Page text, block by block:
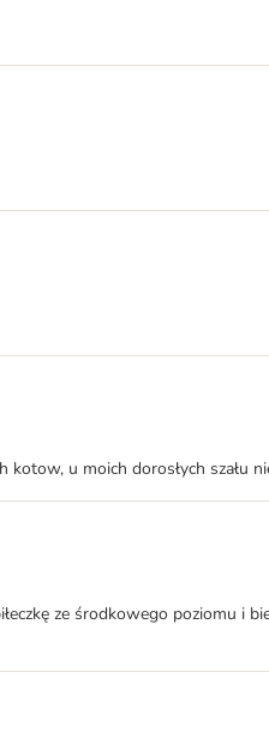
u moich dorosłych szału
ze środkowego poziomu i